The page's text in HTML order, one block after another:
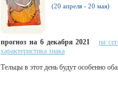
(20 апреля - 20 мая)
прогноз на 6 декабря 2021
на
характеристика знака
Тельцы в этот день будут особенно